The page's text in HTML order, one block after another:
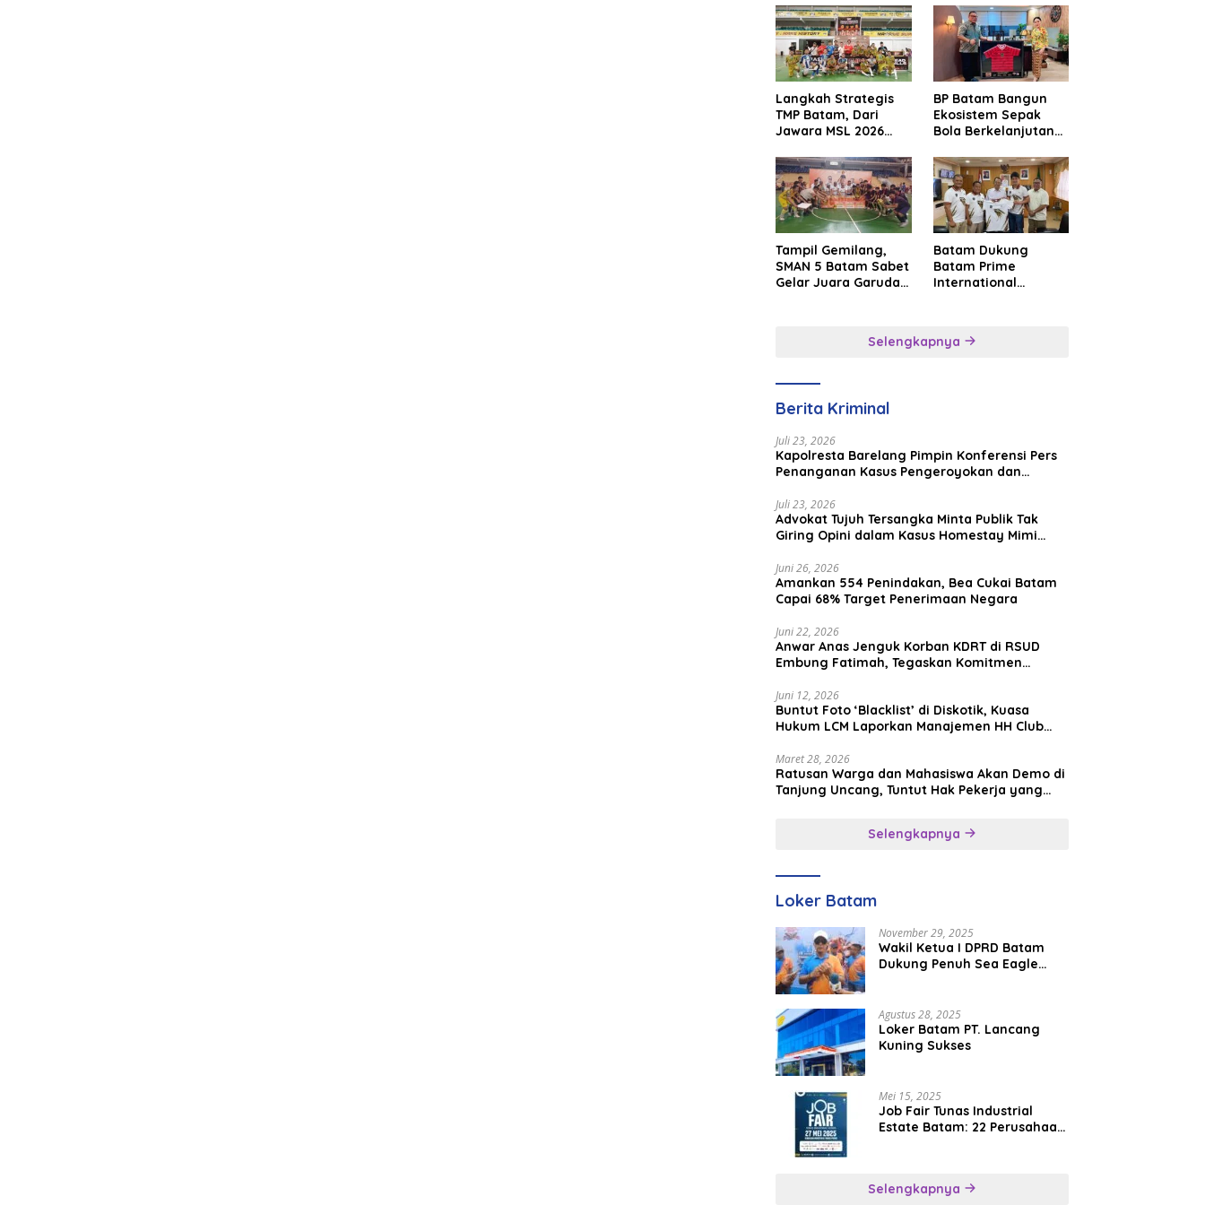
Langkah Strategis
TMP Batam, Dari
Jawara MSL 2026
Internasional
BP Batam Bangun
Ekosistem Sepak
Bola Berkelanjutan
Premier FC
Tampil Gemilang,
SMAN 5 Batam Sabet
Gelar Juara Garuda
Batam Dukung
Batam Prime
International
Tourism dan
Selengkapnya
Berita Kriminal
Juli 23, 2026
Kapolresta Barelang Pimpin Konferensi Pers
Penanganan Kasus Pengeroyokan dan
Juli 23, 2026
Advokat Tujuh Tersangka Minta Publik Tak
Giring Opini dalam Kasus Homestay Mimi
Juni 26, 2026
Amankan 554 Penindakan, Bea Cukai Batam
Capai 68% Target Penerimaan Negara
Juni 22, 2026
Anwar Anas Jenguk Korban KDRT di RSUD
Embung Fatimah, Tegaskan Komitmen
Juni 12, 2026
Buntut Foto ‘Blacklist’ di Diskotik, Kuasa
Hukum LCM Laporkan Manajemen HH Club
Maret 28, 2026
Ratusan Warga dan Mahasiswa Akan Demo di
Tanjung Uncang, Tuntut Hak Pekerja yang
Selengkapnya
Loker Batam
November 29, 2025
Wakil Ketua I DPRD Batam
Dukung Penuh Sea Eagle
Agustus 28, 2025
Loker Batam PT. Lancang
Kuning Sukses
Mei 15, 2025
Job Fair Tunas Industrial
Estate Batam: 22 Perusahaan
Selengkapnya